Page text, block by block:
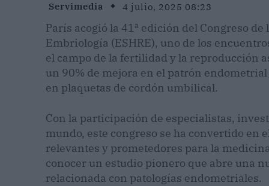
Servimedia 4 julio, 2025 08:23
París acogió la 41ª edición del Congreso
Embriología (ESHRE), uno de los
el campo de la fertilidad y la reproducción
un 90% de mejora en el patrón
en plaquetas de cordón umbilical.
Con la participación de especialistas,
mundo, este congreso se ha convertido en
relevantes y prometedores para la
conocer un estudio pionero que abre una
relacionada con patologías endometriales.